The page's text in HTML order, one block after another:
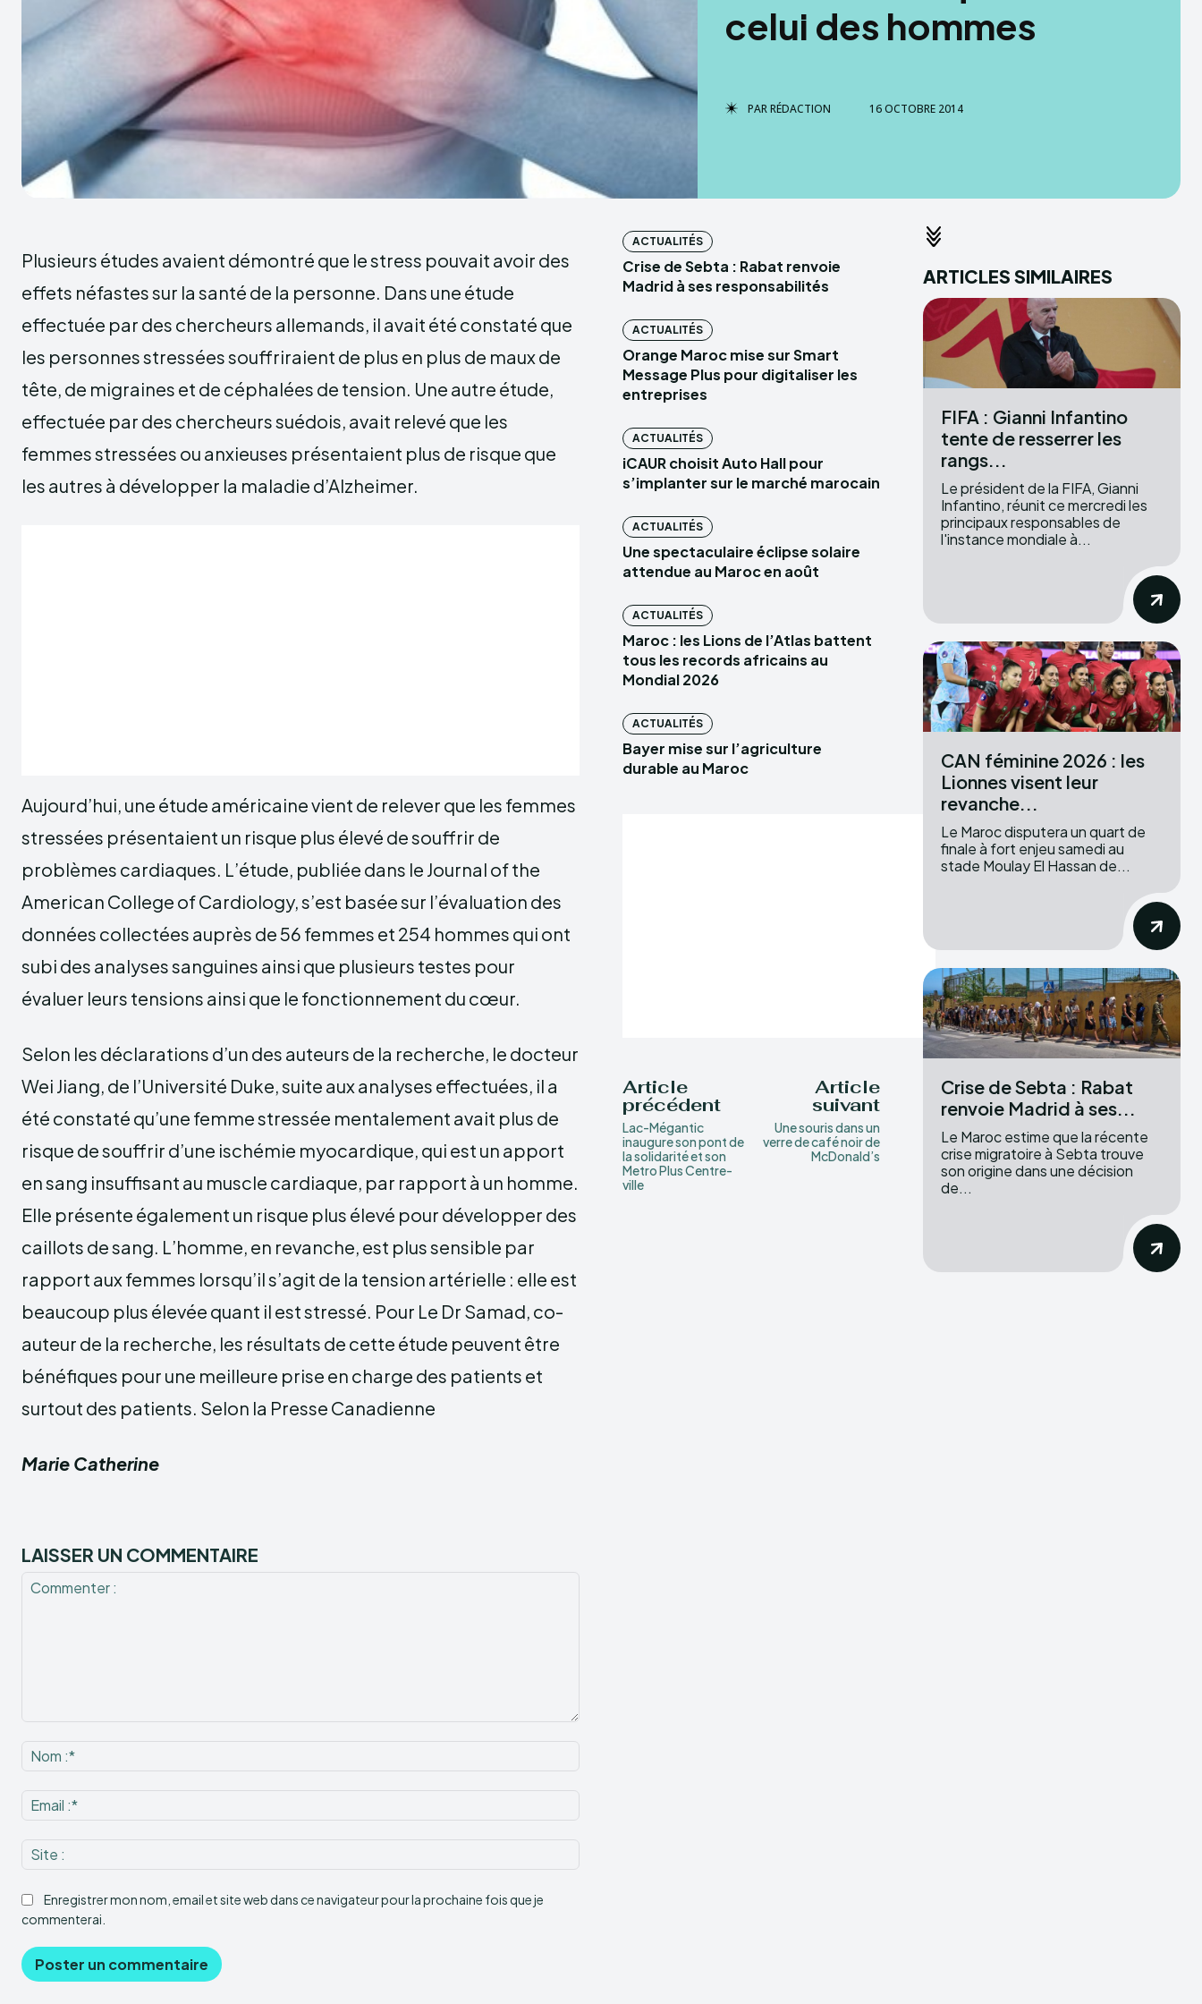
celui des hommes
PARRÉDACTION 16 OCTOBRE 2014
Plusieurs études avaient démontré que le stress pouvait avoir des
effets néfastes sur la santé de la personne. Dans une étude
effectuée par des chercheurs allemands, il avait été constaté que
les personnes stressées souffriraient de plus en plus de maux de
tête, de migraines et de céphalées de tension. Une autre étude,
effectuée par des chercheurs suédois, avait relevé que les
femmes stressées ou anxieuses présentaient plus de risque que
les autres à développer la maladie d’Alzheimer.
Aujourd’hui, une étude américaine vient de relever que les femmes
stressées présentaient un risque plus élevé de souffrir de
problèmes cardiaques. L’étude, publiée dans le Journal of the
American College of Cardiology, s’est basée sur l’évaluation des
données collectées auprès de 56 femmes et 254 hommes qui ont
subi des analyses sanguines ainsi que plusieurs testes pour
évaluer leurs tensions ainsi que le fonctionnement du cœur.
Selon les déclarations d’un des auteurs de la recherche, le docteur
Wei Jiang, de l’Université Duke, suite aux analyses effectuées, il a
été constaté qu’une femme stressée mentalement avait plus de
risque de souffrir d’une ischémie myocardique, qui est un apport
en sang insuffisant au muscle cardiaque, par rapport à un homme.
Elle présente également un risque plus élevé pour développer des
caillots de sang. L’homme, en revanche, est plus sensible par
rapport aux femmes lorsqu’il s’agit de la tension artérielle : elle est
beaucoup plus élevée quant il est stressé. Pour Le Dr Samad, co-
auteur de la recherche, les résultats de cette étude peuvent être
bénéfiques pour une meilleure prise en charge des patients et
surtout des patients. Selon la Presse Canadienne
Marie Catherine
LAISSER UN COMMENTAIRE
:*
:*
:
Enregistrer mon nom, email et site web dans ce navigateur pour la prochaine fois que je
commenterai.
ACTUALITÉS
Crise de Sebta : Rabat renvoie
Madrid à ses responsabilités
ACTUALITÉS
Orange Maroc mise sur Smart
Message Plus pour digitaliser les
entreprises
ACTUALITÉS
iCAUR choisit Auto Hall pour
s’implanter sur le marché marocain
ACTUALITÉS
Une spectaculaire éclipse solaire
attendue au Maroc en août
ACTUALITÉS
Maroc : les Lions de l’Atlas battent
tous les records africains au
Mondial 2026
ACTUALITÉS
Bayer mise sur l’agriculture
durable au Maroc
Article
précédent
Lac-Mégantic
inaugure son pont de
la solidarité et son
Metro Plus Centre-
ville
Article
suivant
Une souris dans un
verre de café noir de
McDonald’s
ARTICLES SIMILAIRES
FIFA : Gianni Infantino
tente de resserrer les
rangs...
Le président de la FIFA, Gianni
Infantino, réunit ce mercredi les
principaux responsables de
l'instance mondiale à...
CAN féminine 2026 : les
Lionnes visent leur
revanche...
Le Maroc disputera un quart de
finale à fort enjeu samedi au
stade Moulay El Hassan de...
Crise de Sebta : Rabat
renvoie Madrid à ses...
Le Maroc estime que la récente
crise migratoire à Sebta trouve
son origine dans une décision
de...